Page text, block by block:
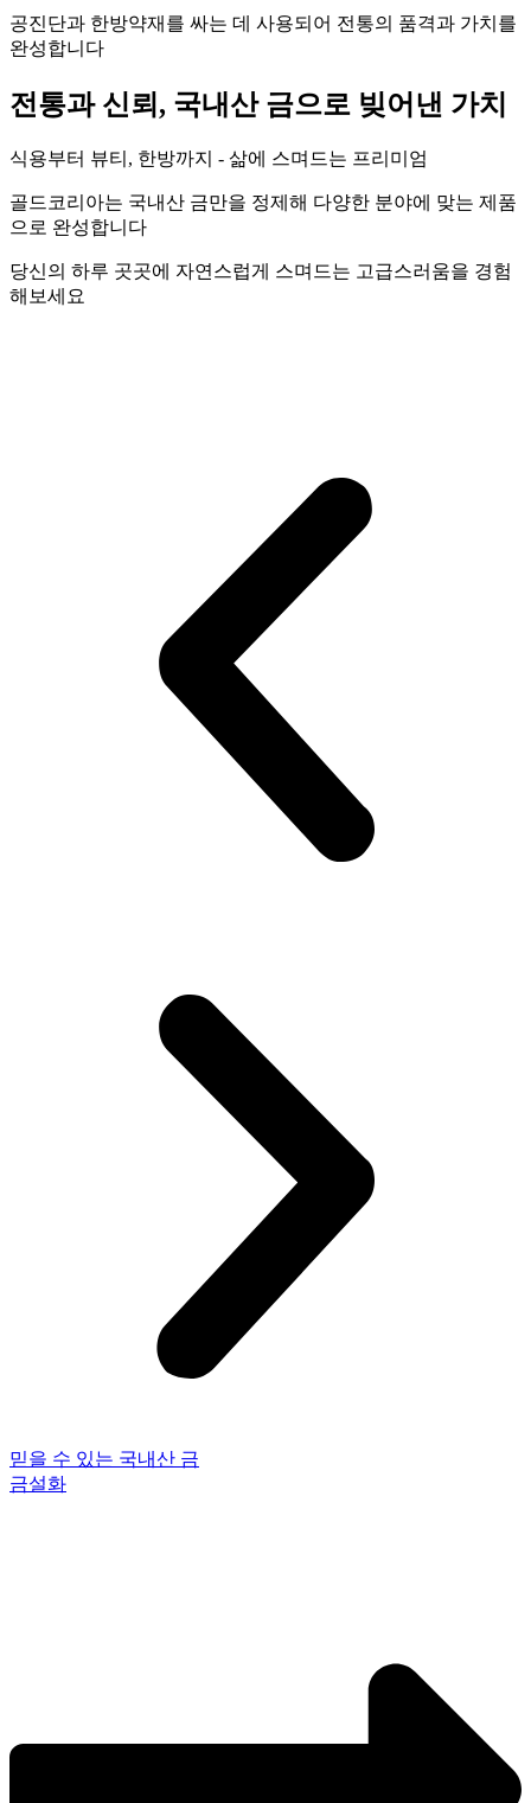
공진단과 한방약재를 싸는 데 사용되어 전통의 품격과 가치를
완성합니다
전통과 신뢰, 국내산 금으로 빚어낸 가치
식용부터 뷰티, 한방까지 - 삶에 스며드는 프리미엄
골드코리아는 국내산 금만을 정제해 다양한 분야에 맞는 제품
으로 완성합니다
당신의 하루 곳곳에 자연스럽게 스며드는 고급스러움을 경험
해보세요
믿을 수 있는 국내산 금
금설화